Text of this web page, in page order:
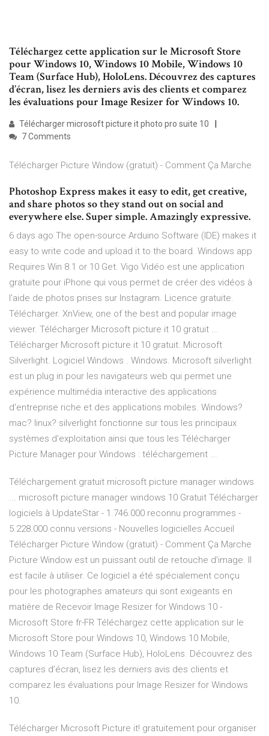
Téléchargez cette application sur le Microsoft Store
pour Windows 10, Windows 10 Mobile, Windows 10
Team (Surface Hub), HoloLens. Découvrez des captures
d’écran, lisez les derniers avis des clients et comparez
les évaluations pour Image Resizer for Windows 10.
Télécharger microsoft picture it photo pro suite 10
7 Comments
Télécharger Picture Window (gratuit) - Comment Ça Marche
Photoshop Express makes it easy to edit, get creative,
and share photos so they stand out on social and
everywhere else. Super simple. Amazingly expressive.
6 days ago The open-source Arduino Software (IDE) makes it
easy to write code and upload it to the board. Windows app
Requires Win 8.1 or 10 Get. Vigo Vidéo est une application
gratuite pour iPhone qui vous permet de créer des vidéos à
l'aide de photos prises sur Instagram. Licence gratuite.
Télécharger. XnView, one of the best and popular image
viewer. Télécharger Microsoft picture it 10 gratuit ...
Télécharger Microsoft picture it 10 gratuit. Microsoft
Silverlight. Logiciel Windows . Windows. Microsoft silverlight
est un plug in pour les navigateurs web qui permet une
expérience multimédia interactive des applications
d'entreprise riche et des applications mobiles. Windows?
mac? linux? silverlight fonctionne sur tous les principaux
systèmes d'exploitation ainsi que tous les Télécharger
Picture Manager pour Windows : téléchargement ...
Téléchargement gratuit microsoft picture manager windows
... microsoft picture manager windows 10 Gratuit Télécharger
logiciels à UpdateStar - 1.746.000 reconnu programmes -
5.228.000 connu versions - Nouvelles logicielles Accueil
Télécharger Picture Window (gratuit) - Comment Ça Marche
Picture Window est un puissant outil de retouche d’image. Il
est facile à utiliser. Ce logiciel a été spécialement conçu
pour les photographes amateurs qui sont exigeants en
matière de Recevoir Image Resizer for Windows 10 -
Microsoft Store fr-FR Téléchargez cette application sur le
Microsoft Store pour Windows 10, Windows 10 Mobile,
Windows 10 Team (Surface Hub), HoloLens. Découvrez des
captures d’écran, lisez les derniers avis des clients et
comparez les évaluations pour Image Resizer for Windows
10.
Télécharger Microsoft Picture it! gratuitement pour organiser